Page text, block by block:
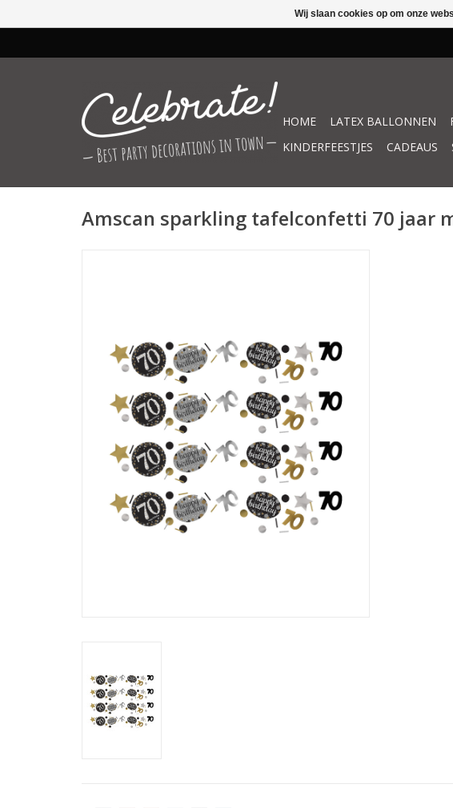
HOME LATEX BALLONNEN
KINDERFEESTJES
CADEAUS
Amscan sparkling tafelconfetti 70 jaar
Wij slaan cookies op om onze